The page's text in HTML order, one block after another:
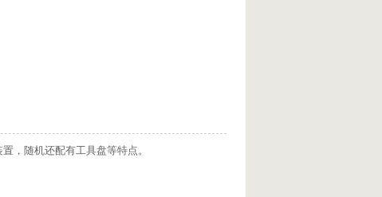
，随机还配有工具盘等特点。